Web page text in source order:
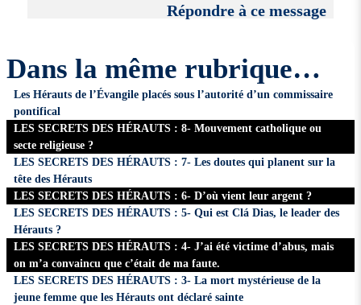
Répondre à ce message
Dans la même rubrique…
Les Hérauts de l’Évangile placés sous l’autorité d’un commissaire
pontifical
LES SECRETS DES HÉRAUTS : 8- Mouvement catholique ou
secte religieuse ?
LES SECRETS DES HÉRAUTS : 7- Les doutes qui planent sur la
tête des Hérauts
LES SECRETS DES HÉRAUTS : 6- D’où vient leur argent ?
LES SECRETS DES HÉRAUTS : 5- Qui est Clá Dias, le leader des
Hérauts ?
LES SECRETS DES HÉRAUTS : 4- J’ai été victime d’abus, mais
on m’a convaincu que c’était de ma faute.
LES SECRETS DES HÉRAUTS : 3- La mort mystérieuse de la
jeune femme que les Hérauts ont déclaré sainte